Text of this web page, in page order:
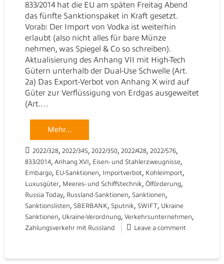
833/2014 hat die EU am späten Freitag Abend
das fünfte Sanktionspaket in Kraft gesetzt.
Vorab: Der Import von Vodka ist weiterhin
erlaubt (also nicht alles für bare Münze
nehmen, was Spiegel & Co so schreiben).
Aktualisierung des Anhang VII mit High-Tech
Gütern unterhalb der Dual-Use Schwelle (Art.
2a) Das Export-Verbot von Anhang X wird auf
Güter zur Verflüssigung von Erdgas ausgeweitet
(Art.…
Mehr...
2022/328, 2022/345, 2022/350, 2022/428, 2022/576,
833/2014, Anhang XVI, Eisen- und Stahlerzweugnisse,
Embargo, EU-Sanktionen, Importverbot, Kohleimport,
Luxusgüter, Meeres- und Schiffstechnik, Ölförderung,
Russia Today, Russland-Sanktionen, Sanktionen,
Sanktionslisten, SBERBANK, Sputnik, SWIFT, Ukraine
Sanktionen, Ukraine-Verordnung, Verkehrsunternehmen,
Zahlungsverkehr mit Russland Leave a comment